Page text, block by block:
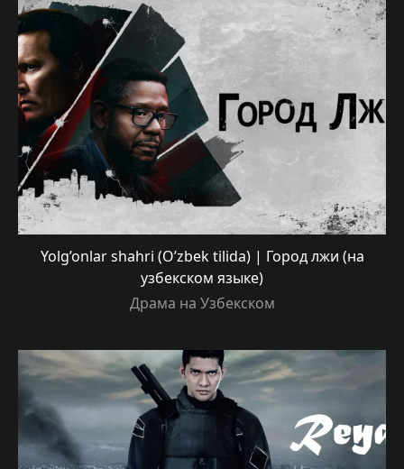
Yolg’onlar shahri (O’zbek tilida) | Город лжи (на
узбекском языке)
Драма на Узбекском